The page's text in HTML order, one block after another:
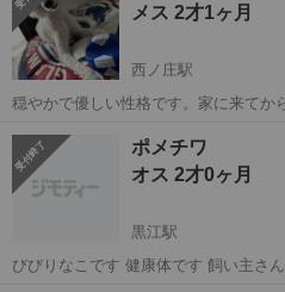
メス 2才1ヶ月
西ノ庄駅
穏やかで優しい性格です。家に来てか
ら全身サマーカット状態です。
和歌山 和歌山市
ポメチワ
オス 2才0ヶ月
黒江駅
びびりなこです 健康体です 飼い主さんが、なくなって 一人ぼっちに